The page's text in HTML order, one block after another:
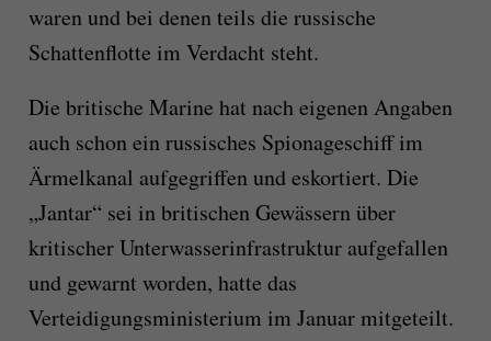
waren und bei denen teils die russische
Schattenflotte im Verdacht steht.
Die britische Marine hat nach eigenen Angaben
auch schon ein russisches Spionageschiff im
Ärmelkanal aufgegriffen und eskortiert. Die
„Jantar“ sei in britischen Gewässern über
kritischer Unterwasserinfrastruktur aufgefallen
und gewarnt worden, hatte das
Verteidigungsministerium im Januar mitgeteilt.